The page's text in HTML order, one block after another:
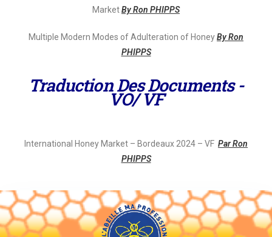
MarketBy Ron PHIPPS
Multiple Modern Modes of Adulteration of HoneyBy Ron
PHIPPS
Traduction Des Documents -
VO/ VF
International Honey Market – Bordeaux 2024 – VF Par Ron
PHIPPS